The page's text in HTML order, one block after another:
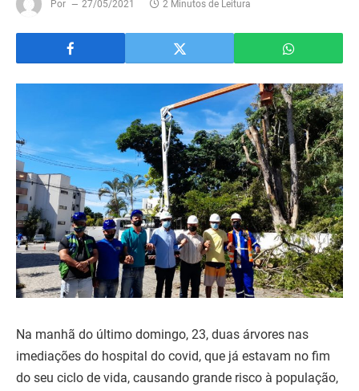
Por 27/05/2021 2 Minutos de Leitura
Na manhã do último domingo, 23, duas árvores nas
imediações do hospital do covid, que já estavam no fim
do seu ciclo de vida, causando grande risco à população,